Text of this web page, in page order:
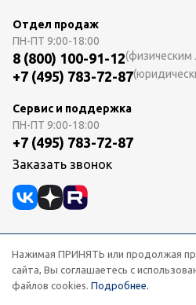
Отдел продаж
ПН-ПТ 9:00-18:00
8 (800) 100-91-12(физическим
+7 (495) 783-72-87
Сервис и поддержка
ПН-ПТ 9:00-18:00
+7 (495) 783-72-87
Заказать звонок
2026 © dssl.ru
Все права защищены
Нажимая ПРИНЯТЬ или продолжая
сайта, Вы соглашаетесь с
файлов cookies. Подробнее.